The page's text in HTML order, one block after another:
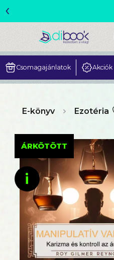
‹
Csomagajánlatok Akciók
E-könyv Ezotéria
ÁRKÖTÖTT
i